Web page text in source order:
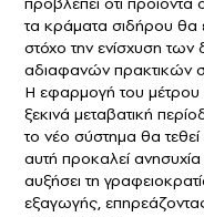
τα κράματα σιδήρου θα
στόχο την ενίσχυση
αδιαφανών πρακτικών
Η εφαρμογή του μέτρου
ξεκινά μεταβατική
το νέο σύστημα θα
αυτή προκαλεί
αυξήσει τη
εξαγωγής, επηρεάζοντας